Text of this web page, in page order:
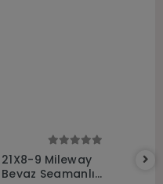
21X8-9 Mileway
Beyaz Segmanlı